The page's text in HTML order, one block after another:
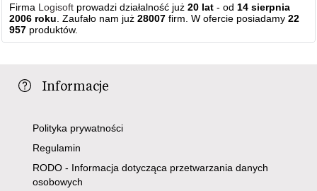
Firma Logisoft prowadzi działalność już20 lat - od 14 sierpnia
2006 roku . Zaufało nam już28007 firm. W ofercie posiadamy22
957 produktów.
Informacje
Polityka prywatności
Regulamin
RODO - Informacja dotycząca przetwarzania danych
osobowych